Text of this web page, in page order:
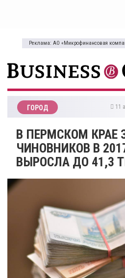
Реклама: АО «Микрофинансовая
ГОРОД 11
​В ПЕРМСКОМ КРАЕ
ЧИНОВНИКОВ В
ВЫРОСЛА ДО 41,3